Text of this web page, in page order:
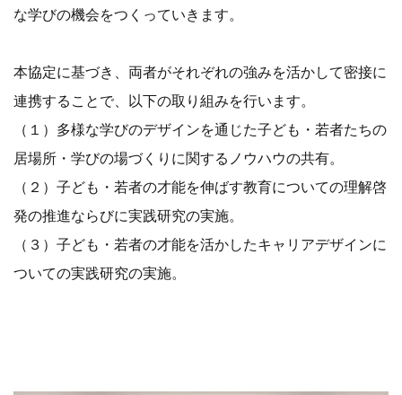
な学びの機会をつくっていきます。
本協定に基づき、両者がそれぞれの強みを活かして密接に
連携することで、以下の取り組みを行います。
（１）多様な学びのデザインを通じた子ども・若者たちの
居場所・学びの場づくりに関するノウハウの共有。
（２）子ども・若者の才能を伸ばす教育についての理解啓
発の推進ならびに実践研究の実施。
（３）子ども・若者の才能を活かしたキャリアデザインに
ついての実践研究の実施。